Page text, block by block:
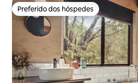
Preferido dos hóspedes
Preferido dos hóspedes